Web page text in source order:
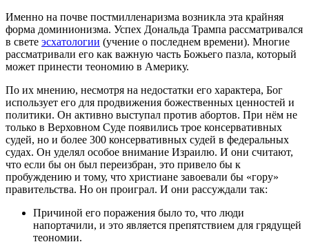
Именно на почве постмилленаризма возникла эта крайняя
форма доминионизма. Успех Дональда Трампа рассматривался
в свете эсхатологии (учение о последнем времени). Многие
рассматривали его как важную часть Божьего пазла, который
может принести теономию в Америку.
По их мнению, несмотря на недостатки его характера, Бог
использует его для продвижения божественных ценностей и
политики. Он активно выступал против абортов. При нём не
только в Верховном Суде появились трое консервативных
судей, но и более 300 консервативных судей в федеральных
судах. Он уделял особое внимание Израилю. И они считают,
что если бы он был переизбран, это привело бы к
пробуждению и тому, что христиане завоевали бы «гору»
правительства. Но он проиграл. И они рассуждали так:
Причиной его поражения было то, что люди
напортачили, и это является препятствием для грядущей
теономии.